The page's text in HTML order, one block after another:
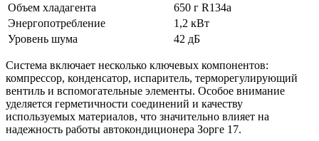
Объем хладагента
650 г R134a
Энергопотребление
1,2 кВт
Уровень шума
42 дБ
Система включает несколько ключевых компонентов:
компрессор, конденсатор, испаритель, терморегулирующий
вентиль и вспомогательные элементы. Особое внимание
уделяется герметичности соединений и качеству
используемых материалов, что значительно влияет на
надежность работы автокондиционера Зорге 17.